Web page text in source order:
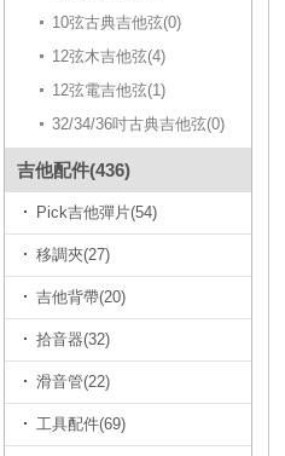
10弦古典吉他弦(0)
12弦木吉他弦(4)
12弦電吉他弦(1)
32/34/36吋古典吉他弦(0)
吉他配件(436)
Pick吉他彈片(54)
移調夾(27)
吉他背帶(20)
拾音器(32)
滑音管(22)
工具配件(69)